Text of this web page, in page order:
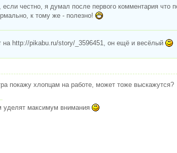
честно, я думал после первого комментария что
к тому же - полезно!
http://pikabu.ru/story/_3596451, он ещё и весёлый
покажу хлопцам на работе, может тоже выскажутся?
уделят максимум внимания